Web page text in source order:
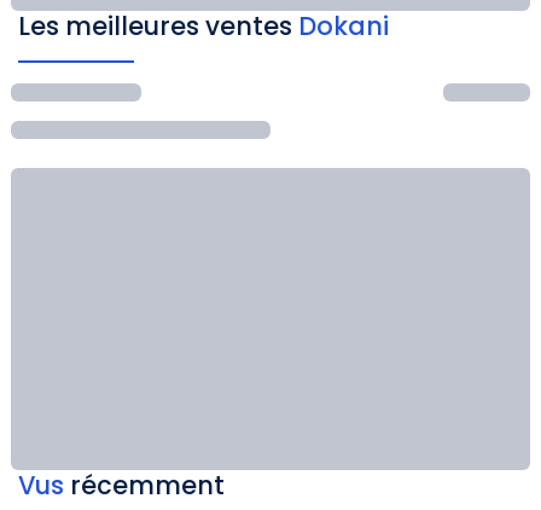
Les meilleures ventes Dokani
Vus récemment